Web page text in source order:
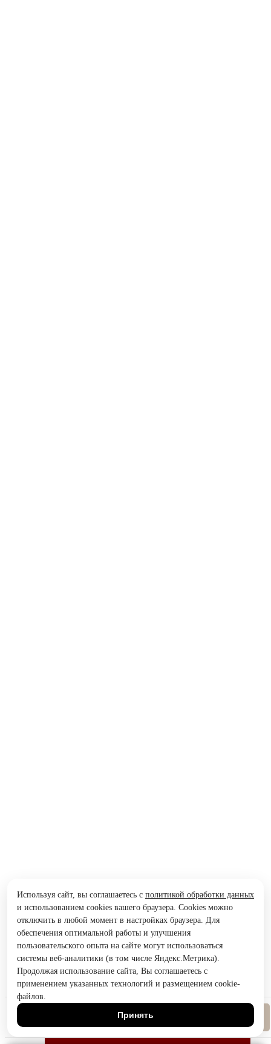
Используя сайт, вы соглашаетесь с политикой обработки данных
и использованием cookies вашего браузера. Cookies можно
отключить в любой момент в настройках браузера. Для
обеспечения оптимальной работы и улучшения
пользовательского опыта на сайте могут использоваться
системы веб-аналитики (в том числе Яндекс.Метрика).
Продолжая использование сайта, Вы соглашаетесь с
применением указанных технологий и размещением cookie-
файлов.
Принять